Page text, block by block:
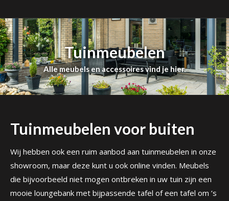
Tuinmeubelen
Alle meubels en accessoires vind je hier.
Tuinmeubelen voor buiten
Wij hebben ook een ruim aanbod aan tuinmeubelen in onze
showroom, maar deze kunt u ook online vinden. Meubels
die bijvoorbeeld niet mogen ontbreken in uw tuin zijn een
mooie loungebank met bijpassende tafel of een tafel om ’s